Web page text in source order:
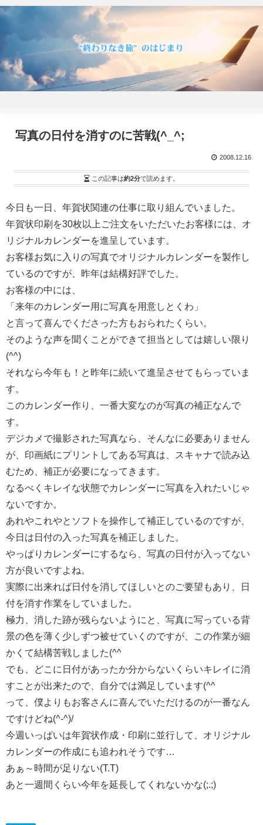
写真の日付を消すのに苦戦(^_^;
2008.12.16
この記事は約2分で読めます。
今日も一日、年賀状関連の仕事に取り組んでいました。
年賀状印刷を30枚以上ご注文をいただいたお客様には、オ
リジナルカレンダーを進呈しています。
お客様お気に入りの写真でオリジナルカレンダーを製作し
ているのですが、昨年は結構好評でした。
お客様の中には、
「来年のカレンダー用に写真を用意しとくわ」
と言って喜んでくださった方もおられたくらい。
そのような声を聞くことができて担当としては嬉しい限り
(^^)
それなら今年も！と昨年に続いて進呈させてもらっていま
す。
このカレンダー作り、一番大変なのが写真の補正なんで
す。
デジカメで撮影された写真なら、そんなに必要ありません
が、印画紙にプリントしてある写真は、スキャナで読み込
むため、補正が必要になってきます。
なるべくキレイな状態でカレンダーに写真を入れたいじゃ
ないですか。
あれやこれやとソフトを操作して補正しているのですが、
今日は日付の入った写真を補正しました。
やっぱりカレンダーにするなら、写真の日付が入ってない
方が良いですよね。
実際に出来れば日付を消してほしいとのご要望もあり、日
付を消す作業をしていました。
極力、消した跡が残らないようにと、写真に写っている背
景の色を薄く少しずつ被せていくのですが、この作業が細
かくて結構苦戦しました(^^ゞ
でも、どこに日付があったか分からないくらいキレイに消
すことが出来たので、自分では満足しています(^^ゞ
って、僕よりもお客さんに喜んでいただけるのが一番なん
ですけどね(^-^)/
今週いっぱいは年賀状作成・印刷に並行して、オリジナル
カレンダーの作成にも追われそうです…
あぁ～時間が足りない(T.T)
あと一週間くらい今年を延長してくれないかな(;.;)